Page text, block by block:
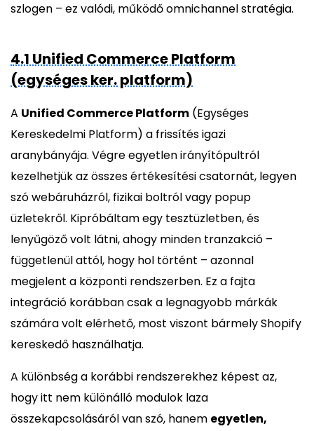
szlogen – ez valódi, működő omnichannel stratégia.
4.1 Unified Commerce Platform
(egységes ker. platform)
A Unified Commerce Platform (Egységes
Kereskedelmi Platform) a frissítés igazi
aranybányája. Végre egyetlen irányítópultról
kezelhetjük az összes értékesítési csatornát, legyen
szó webáruházról, fizikai boltról vagy popup
üzletekről. Kipróbáltam egy tesztüzletben, és
lenyűgöző volt látni, ahogy minden tranzakció –
függetlenül attól, hogy hol történt – azonnal
megjelent a központi rendszerben. Ez a fajta
integráció korábban csak a legnagyobb márkák
számára volt elérhető, most viszont bármely Shopify
kereskedő használhatja.
A különbség a korábbi rendszerekhez képest az,
hogy itt nem különálló modulok laza
összekapcsolásáról van szó, hanem egyetlen,